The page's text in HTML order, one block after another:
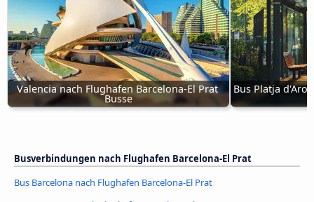
Valencia nach Flughafen Barcelona-El Prat
Busse
Bus Platja d'Aro
Busverbindungen nach Flughafen Barcelona-El Prat
Bus Barcelona nach Flughafen Barcelona-El Prat